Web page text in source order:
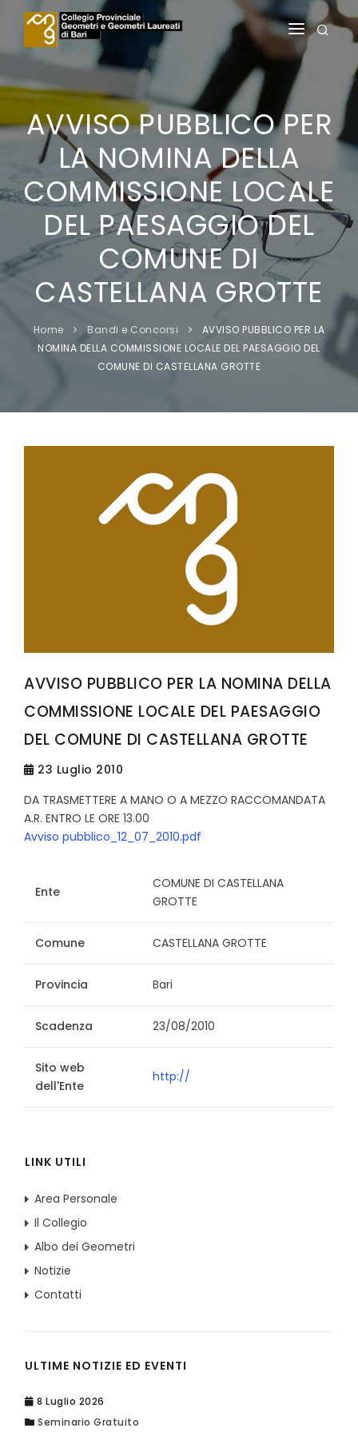
HOME
IL COLLEGIO
ALBI
SERVIZI AGLI ISCRITTI
SERVIZI AI PRATICANTI
FORMAZIONE
NOTIZIE
AVVISO PUBBLICO PER
LA NOMINA DELLA
COMMISSIONE LOCALE
DEL PAESAGGIO DEL
COMUNE DI
CASTELLANA GROTTE
Home Bandi e Concorsi
AVVISO PUBBLICO PER LA
NOMINA DELLA COMMISSIONE LOCALE DEL PAESAGGIO DEL
COMUNE DI CASTELLANA GROTTE
AVVISO PUBBLICO PER LA NOMINA DELLA
COMMISSIONE LOCALE DEL PAESAGGIO
DEL COMUNE DI CASTELLANA GROTTE
23 Luglio 2010
DA TRASMETTERE A MANO O A MEZZO RACCOMANDATA
A.R. ENTRO LE ORE 13.00
Avviso pubblico_12_07_2010.pdf
Ente
COMUNE DI CASTELLANA
GROTTE
Comune CASTELLANA GROTTE
Provincia Bari
Scadenza 23/08/2010
Sito web
dell'Ente
http://
LINK UTILI
Area Personale
Il Collegio
Albo dei Geometri
Notizie
Contatti
ULTIME NOTIZIE ED EVENTI
8 Luglio 2026
Seminario Gratuito